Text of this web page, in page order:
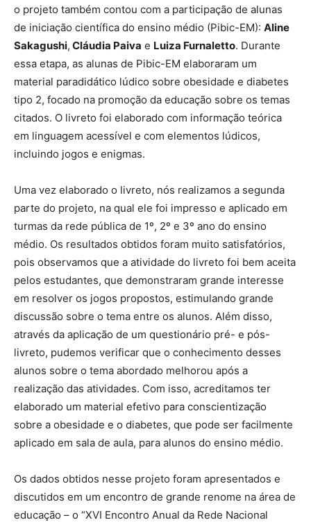
o projeto também contou com a participação de alunas
de iniciação científica do ensino médio (Pibic-EM): Aline
Sakagushi, Cláudia Paiva e Luiza Furnaletto. Durante
essa etapa, as alunas de Pibic-EM elaboraram um
material paradidático lúdico sobre obesidade e diabetes
tipo 2, focado na promoção da educação sobre os temas
citados. O livreto foi elaborado com informação teórica
em linguagem acessível e com elementos lúdicos,
incluindo jogos e enigmas.
Uma vez elaborado o livreto, nós realizamos a segunda
parte do projeto, na qual ele foi impresso e aplicado em
turmas da rede pública de 1º, 2º e 3º ano do ensino
médio. Os resultados obtidos foram muito satisfatórios,
pois observamos que a atividade do livreto foi bem aceita
pelos estudantes, que demonstraram grande interesse
em resolver os jogos propostos, estimulando grande
discussão sobre o tema entre os alunos. Além disso,
através da aplicação de um questionário pré- e pós-
livreto, pudemos verificar que o conhecimento desses
alunos sobre o tema abordado melhorou após a
realização das atividades. Com isso, acreditamos ter
elaborado um material efetivo para conscientização
sobre a obesidade e o diabetes, que pode ser facilmente
aplicado em sala de aula, para alunos do ensino médio.
Os dados obtidos nesse projeto foram apresentados e
discutidos em um encontro de grande renome na área de
educação – o “XVI Encontro Anual da Rede Nacional